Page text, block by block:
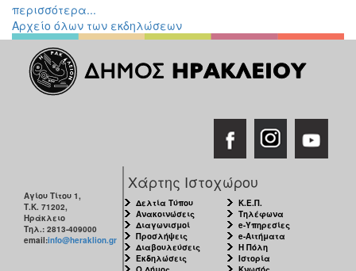
Εκδηλώσεις
για
Παιδιά
Άλλες
Εκδηλώσεις
ΜΑΣ
ΔΗΜΟΣ
περισσότερα...
Αρχείο όλων των εκδηλώσεων
Αγίου Τίτου 1,
Τ.Κ. 71202,
Ηράκλειο
Τηλ.: 2813-409000
email:info@heraklion.gr
Χάρτης Ιστοχώρου
Δελτία Τύπου
Ανακοινώσεις
Διαγωνισμοί
Προσλήψεις
Διαβουλεύσεις
Εκδηλώσεις
Κ.Ε.Π.
Τηλέφωνα
e-Υπηρεσίες
e-Αιτήματα
Η Πόλη
Ιστορία